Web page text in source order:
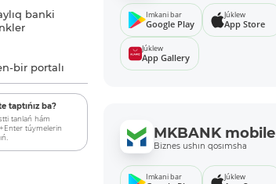
banki
bir portalı
taptıńız ba?
tanlań hám
túymelerin
Imkani bar
Google Play
Júklew
App Store
Júklew
App Gallery
MKBANK mobile
Biznes ushın qosımsha
Imkani bar Júklew